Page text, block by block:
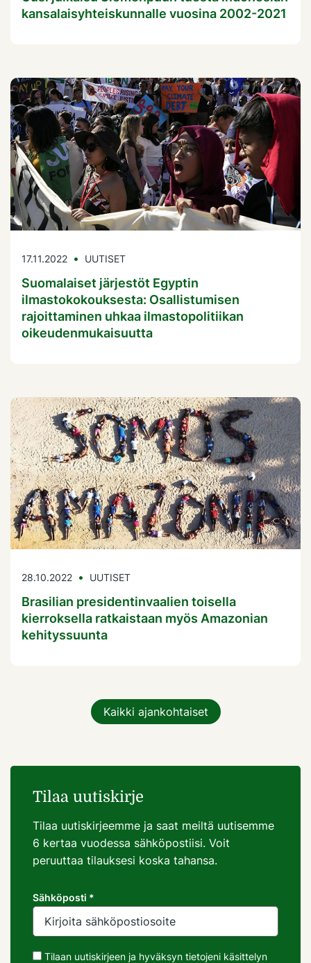
kansalaisyhteiskunnalle vuosina 2002-2021
17.11.2022 UUTISET
Suomalaiset järjestöt Egyptin
ilmastokokouksesta: Osallistumisen
rajoittaminen uhkaa ilmastopolitiikan
oikeudenmukaisuutta
28.10.2022 UUTISET
Brasilian presidentinvaalien toisella
kierroksella ratkaistaan myös Amazonian
kehityssuunta
Kaikki ajankohtaiset
Tilaa uutiskirje
Tilaa uutiskirjeemme ja saat meiltä uutisemme
6 kertaa vuodessa sähköpostiisi. Voit
peruuttaa tilauksesi koska tahansa.
Sähköposti *
Tilaan uutiskirjeen ja hyväksyn tietojeni käsittelyn